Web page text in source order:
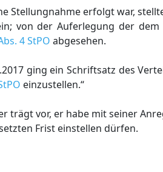
Stellungnahme erfolgt war,
von der Auferlegung der
4 StPO abgesehen.
ging ein Schriftsatz des
einzustellen.“
trägt vor, er habe mit seiner
Frist einstellen dürfen.